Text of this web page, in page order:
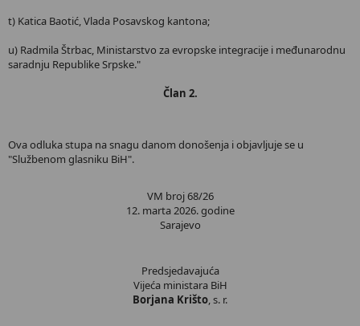
t) Katica Baotić, Vlada Posavskog kantona;
u) Radmila Štrbac, Ministarstvo za evropske integracije i međunarodnu
saradnju Republike Srpske."
Član 2.
Ova odluka stupa na snagu danom donošenja i objavljuje se u
"Službenom glasniku BiH".
VM broj 68/26
12. marta 2026. godine
Sarajevo
Predsjedavajuća
Vijeća ministara BiH
Borjana Krišto, s. r.